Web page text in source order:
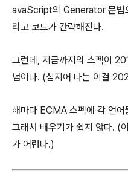
avaScript의 Generator 문법
리고 코드가 간략해진다.
그런데, 지금까지의 스펙이
념이다. (심지어 나는 이걸
해마다 ECMA 스펙에 각 언어
그래서 배우기가 쉽지 않다. (
가 어렵다.)